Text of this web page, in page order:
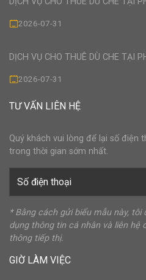
2026-07-31
DỊCH VỤ CHO THUÊ DÙ CHE TẠI
2026-07-31
TƯ VẤN LIÊN HỆ
Quý khách vui lòng để lại số điện
trong thời gian sớm nhất.
* Bằng cách gửi biểu mẫu này,
dụng thông tin cá nhân và liên
thông tiếp thị.
GIỜ LÀM VIỆC